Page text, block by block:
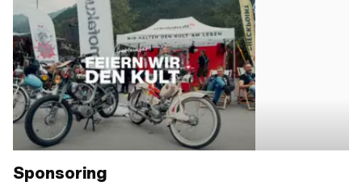
Sponsoring